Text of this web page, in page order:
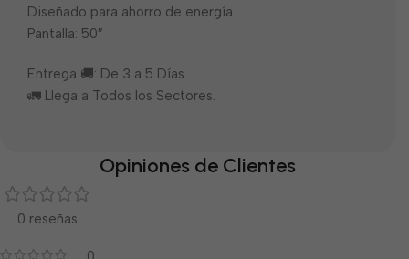
Diseñado para ahorro de energía.
Pantalla: 50″
Entrega 🚚: De 3 a 5 Días
🚛 Llega a Todos los Sectores.
Opiniones de Clientes
0 reseñas